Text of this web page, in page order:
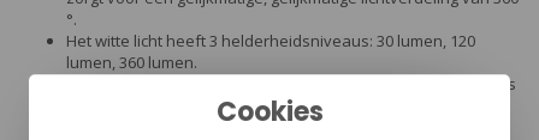
°.
Het witte licht heeft 3 helderheidsniveaus: 30 lumen, 120
lumen, 360 lumen.
Aangedreven door vier 3,7 V 1900 mAh lithium-ionbatterijen, is
het oplaadbaar via MCC3 en werkt tot 80 uur.
Door de ophanghaak en stabiele voet is het dragen,
Cookies